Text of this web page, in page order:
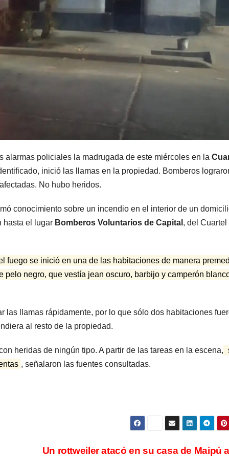
alarmas policiales la madrugada de este miércoles en la
inició las llamas en la propiedad. Bomberos
No hubo heridos.
conocimiento sobre un incendio en el interior de un
hasta el lugar Bomberos Voluntarios de Capital , del Cuartel
fuego se inició en una de las habitaciones de manera
pelo negro, que vestía jean oscuro, barbijo y camperón
las llamas rápidamente, por lo que sólo dos habitaciones
al resto de la propiedad.
heridas de ningún tipo. A partir de las tareas en la escena,
, señalaron las fuentes consultadas.
Un rottweiler atacó en su casa de Maipú
Nación se
pedido de
Mendoza para
bloquear los
celulares en
las cárceles de
la provincia
7 AGOSTO, 2026
un
por
minera Vicuña